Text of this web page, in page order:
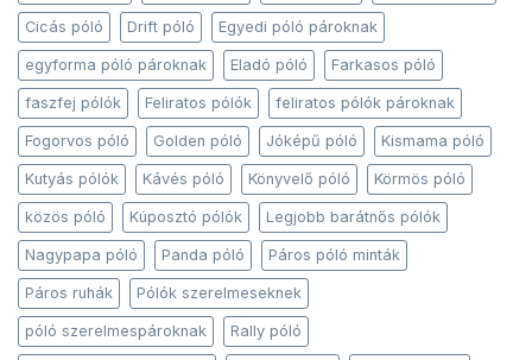
Cicás póló Drift póló Egyedi póló pároknak
egyforma póló pároknak Eladó póló Farkasos póló
faszfej pólók Feliratos pólók feliratos pólók pároknak
Fogorvos póló Golden póló Jóképű póló Kismama póló
Kutyás pólók Kávés póló Könyvelő póló Körmös póló
közös póló Kúposztó pólók Legjobb barátnős pólók
Nagypapa póló Panda póló Páros póló minták
Páros ruhák Pólók szerelmeseknek
póló szerelmespároknak Rally póló